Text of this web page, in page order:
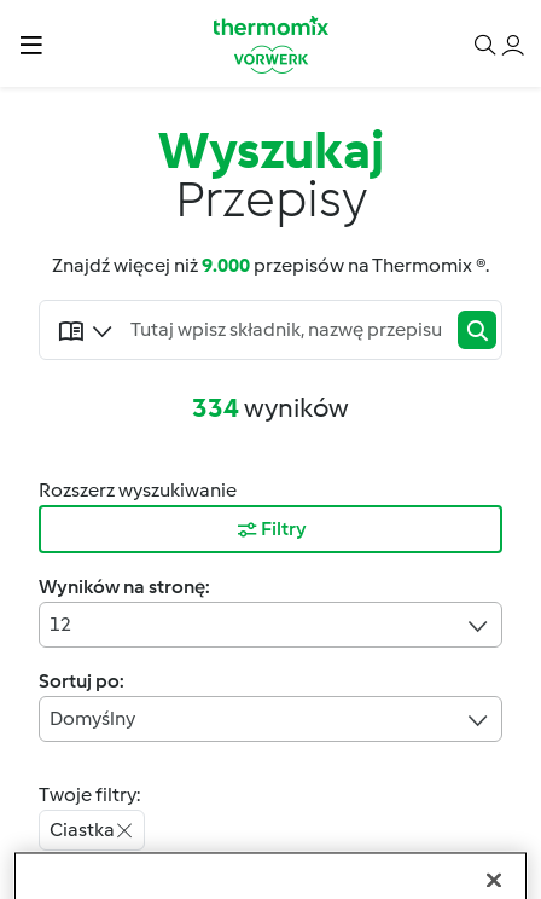
Wyszukaj
Przepisy
Znajdź więcej niż9.000 przepisów na Thermomix ®.
334wyników
Rozszerz wyszukiwanie
Filtry
Wyników na stronę:
12
Sortuj po:
Domyślny
Twoje filtry:
Ciastka